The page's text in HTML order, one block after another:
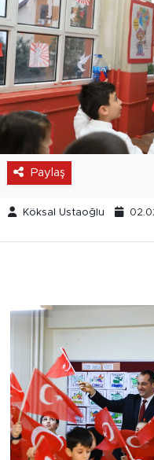
Paylaş
Köksal Ustaoğlu
Köşe Yazarları
Manşet
Ulusal Son